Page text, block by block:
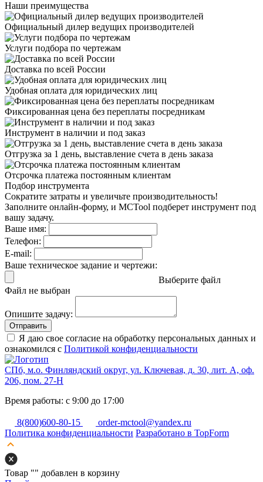
Наши преимущества
Официальный дилер ведущих производителей
Услуги подбора по чертежам
Доставка по всей России
Удобная оплата для юридических лиц
Фиксированная цена без переплаты посредникам
Инструмент в наличии и под заказ
Отгрузка за 1 день, выставление счета в день заказа
Отсрочка платежа постоянным клиентам
Подбор инструмента
Сократите затраты и увеличьте производительность!
Заполните онлайн-форму, и MCTool подберет инструмент под
вашу задачу.
Ваше имя:
Телефон:
E-mail:
Ваше техническое задание и чертежи:
Выберите файл
Файл не выбран
Опишите задачу:
Отправить
Я даю свое согласие на обработку персональных данных и
ознакомился с Политикой конфиденциальности
СПб, м.о. Финляндский округ, ул. Ключевая, д. 30, лит. А, оф.
206, пом. 27-Н
Время работы: с 9:00 до 17:00
8(800)600-80-15
order-mctool@yandex.ru
Политика конфиденциальности Разработано в TopForm
Товар "" добавлен в корзину